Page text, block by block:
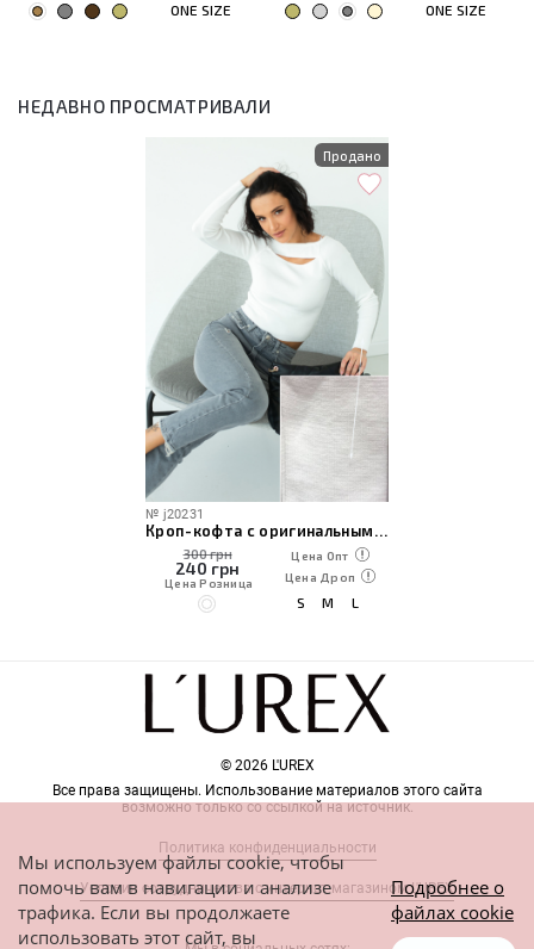
ONE SIZE ONE SIZE
НЕДАВНО ПРОСМАТРИВАЛИ
Продано
№ j20231
Кроп-кофта с оригинальным вырезом по уценке
300 грн
240 грн
Цена Розница
Цена Опт
Цена Дроп
S M L
© 2026 L'UREX
Все права защищены. Использование материалов этого сайта
возможно только со ссылкой на источник.
Политика конфиденциальности
Условия сотрудничества с интернет-магазином L'UREX
Мы используем файлы cookie, чтобы
помочь вам в навигации и анализе
трафика. Если вы продолжаете
использовать этот сайт, вы
Подробнее о
файлах cookie